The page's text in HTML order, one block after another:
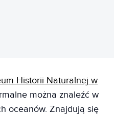
Historii Naturalnej w
można znaleźć w
oceanów. Znajdują się